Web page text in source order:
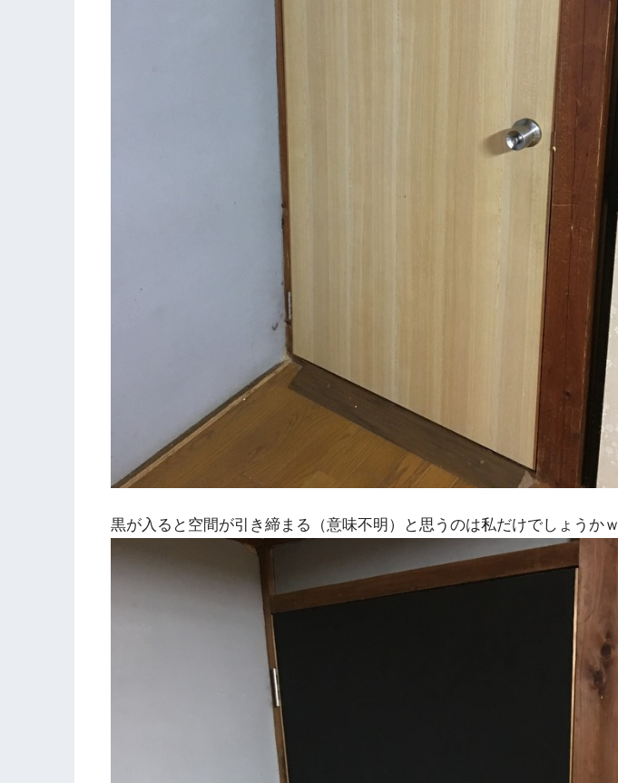
黒が入ると空間が引き締まる（意味不明）と思うのは私だけでしょうかｗ